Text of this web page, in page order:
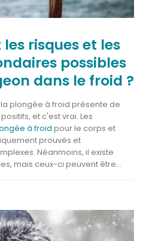
risques et les
possibles
dans le froid ?
plongée à froid présente de
et c'est vrai. Les
à froid pour le corps et
prouvés et
Néanmoins, il existe
mais ceux-ci peuvent être...